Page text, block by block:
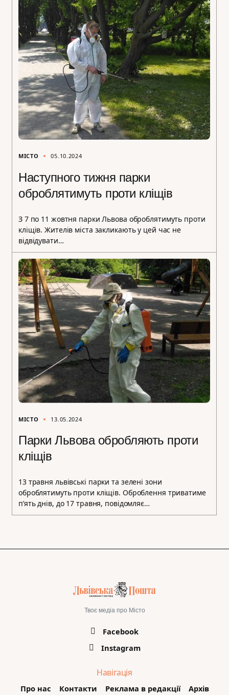
МІСТО 05.10.2024
Наступного тижня парки
оброблятимуть проти кліщів
З 7 по 11 жовтня парки Львова оброблятимуть проти
кліщів. Жителів міста закликають у цей час не
відвідувати…
МІСТО 13.05.2024
Парки Львова обробляють проти
кліщів
13 травня львівські парки та зелені зони
оброблятимуть проти кліщів. Оброблення триватиме
п’ять днів, до 17 травня, повідомляє…
Твоє медіа про Місто
Facebook
Instagram
Навігація
Про нас Контакти Реклама в редакції Архів